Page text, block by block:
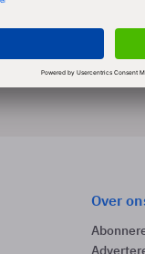
Over